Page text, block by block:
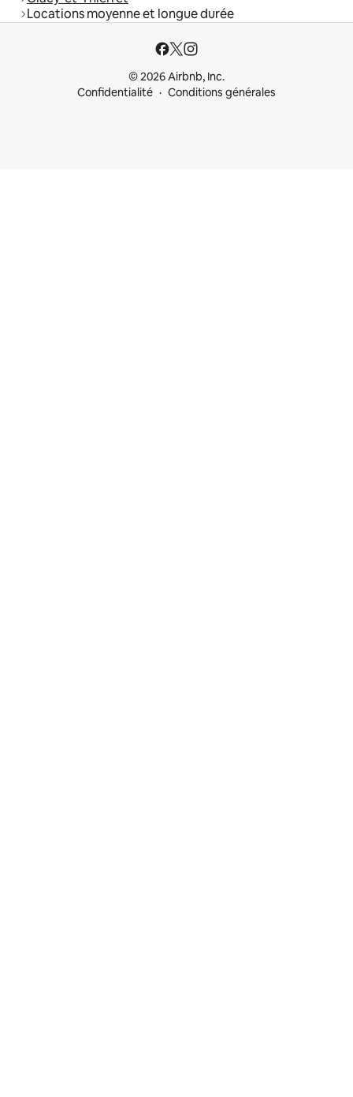
Locations moyenne et longue durée
© 2026 Airbnb, Inc.
Confidentialité
Conditions générales